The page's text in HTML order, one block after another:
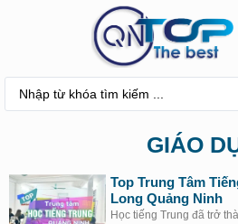
GIÁO
Top Trung Tâm
Long Quảng Ninh
Học tiếng Trung đã trở